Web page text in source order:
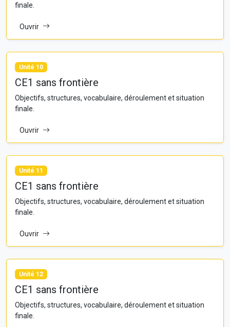
finale.
Ouvrir
Unité 10
CE1 sans frontière
Objectifs, structures, vocabulaire, déroulement et situation
finale.
Ouvrir
Unité 11
CE1 sans frontière
Objectifs, structures, vocabulaire, déroulement et situation
finale.
Ouvrir
Unité 12
CE1 sans frontière
Objectifs, structures, vocabulaire, déroulement et situation
finale.